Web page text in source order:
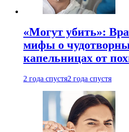
«Могут убить»:
мифы о
капельницах от
2 года спустя2 года спустя